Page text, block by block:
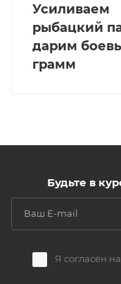
Усиливаем
рыбацкий
дарим
грамм
Будьте в
Я согласен на